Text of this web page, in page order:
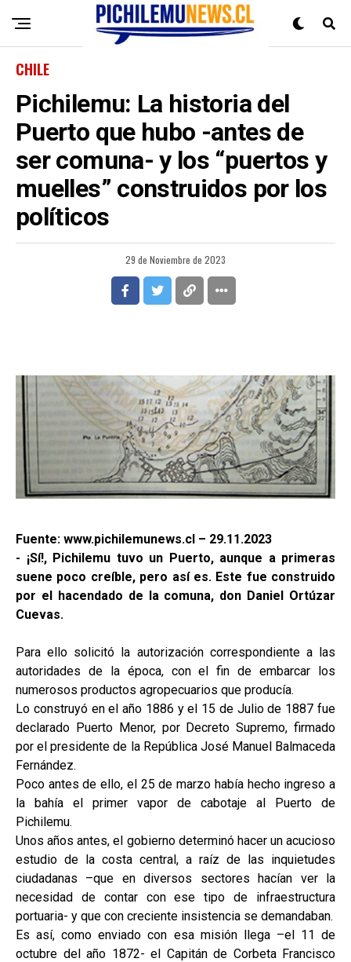
CHILE
Pichilemu: La historia del
Puerto que hubo -antes de
ser comuna- y los “puertos y
muelles” construidos por los
políticos
29 de Noviembre de 2023
Fuente: www.pichilemunews.cl – 29.11.2023
- ¡Sí!, Pichilemu tuvo un Puerto, aunque a primeras
suene poco creíble, pero así es. Este fue construido
por el hacendado de la comuna, don Daniel Ortúzar
Cuevas.
Para ello solicitó la autorización correspondiente a las
autoridades de la época, con el fin de embarcar los
numerosos productos agropecuarios que producía.
Lo construyó en el año 1886 y el 15 de Julio de 1887 fue
declarado Puerto Menor, por Decreto Supremo, firmado
por el presidente de la República José Manuel Balmaceda
Fernández.
Poco antes de ello, el 25 de marzo había hecho ingreso a
la bahía el primer vapor de cabotaje al Puerto de
Pichilemu.
Unos años antes, el gobierno determinó hacer un acucioso
estudio de la costa central, a raíz de las inquietudes
ciudadanas –que en diversos sectores hacían ver la
necesidad de contar con ese tipo de infraestructura
portuaria- y que con creciente insistencia se demandaban.
Es así, como enviado con esa misión llega –el 11 de
octubre del año 1872- el Capitán de Corbeta Francisco